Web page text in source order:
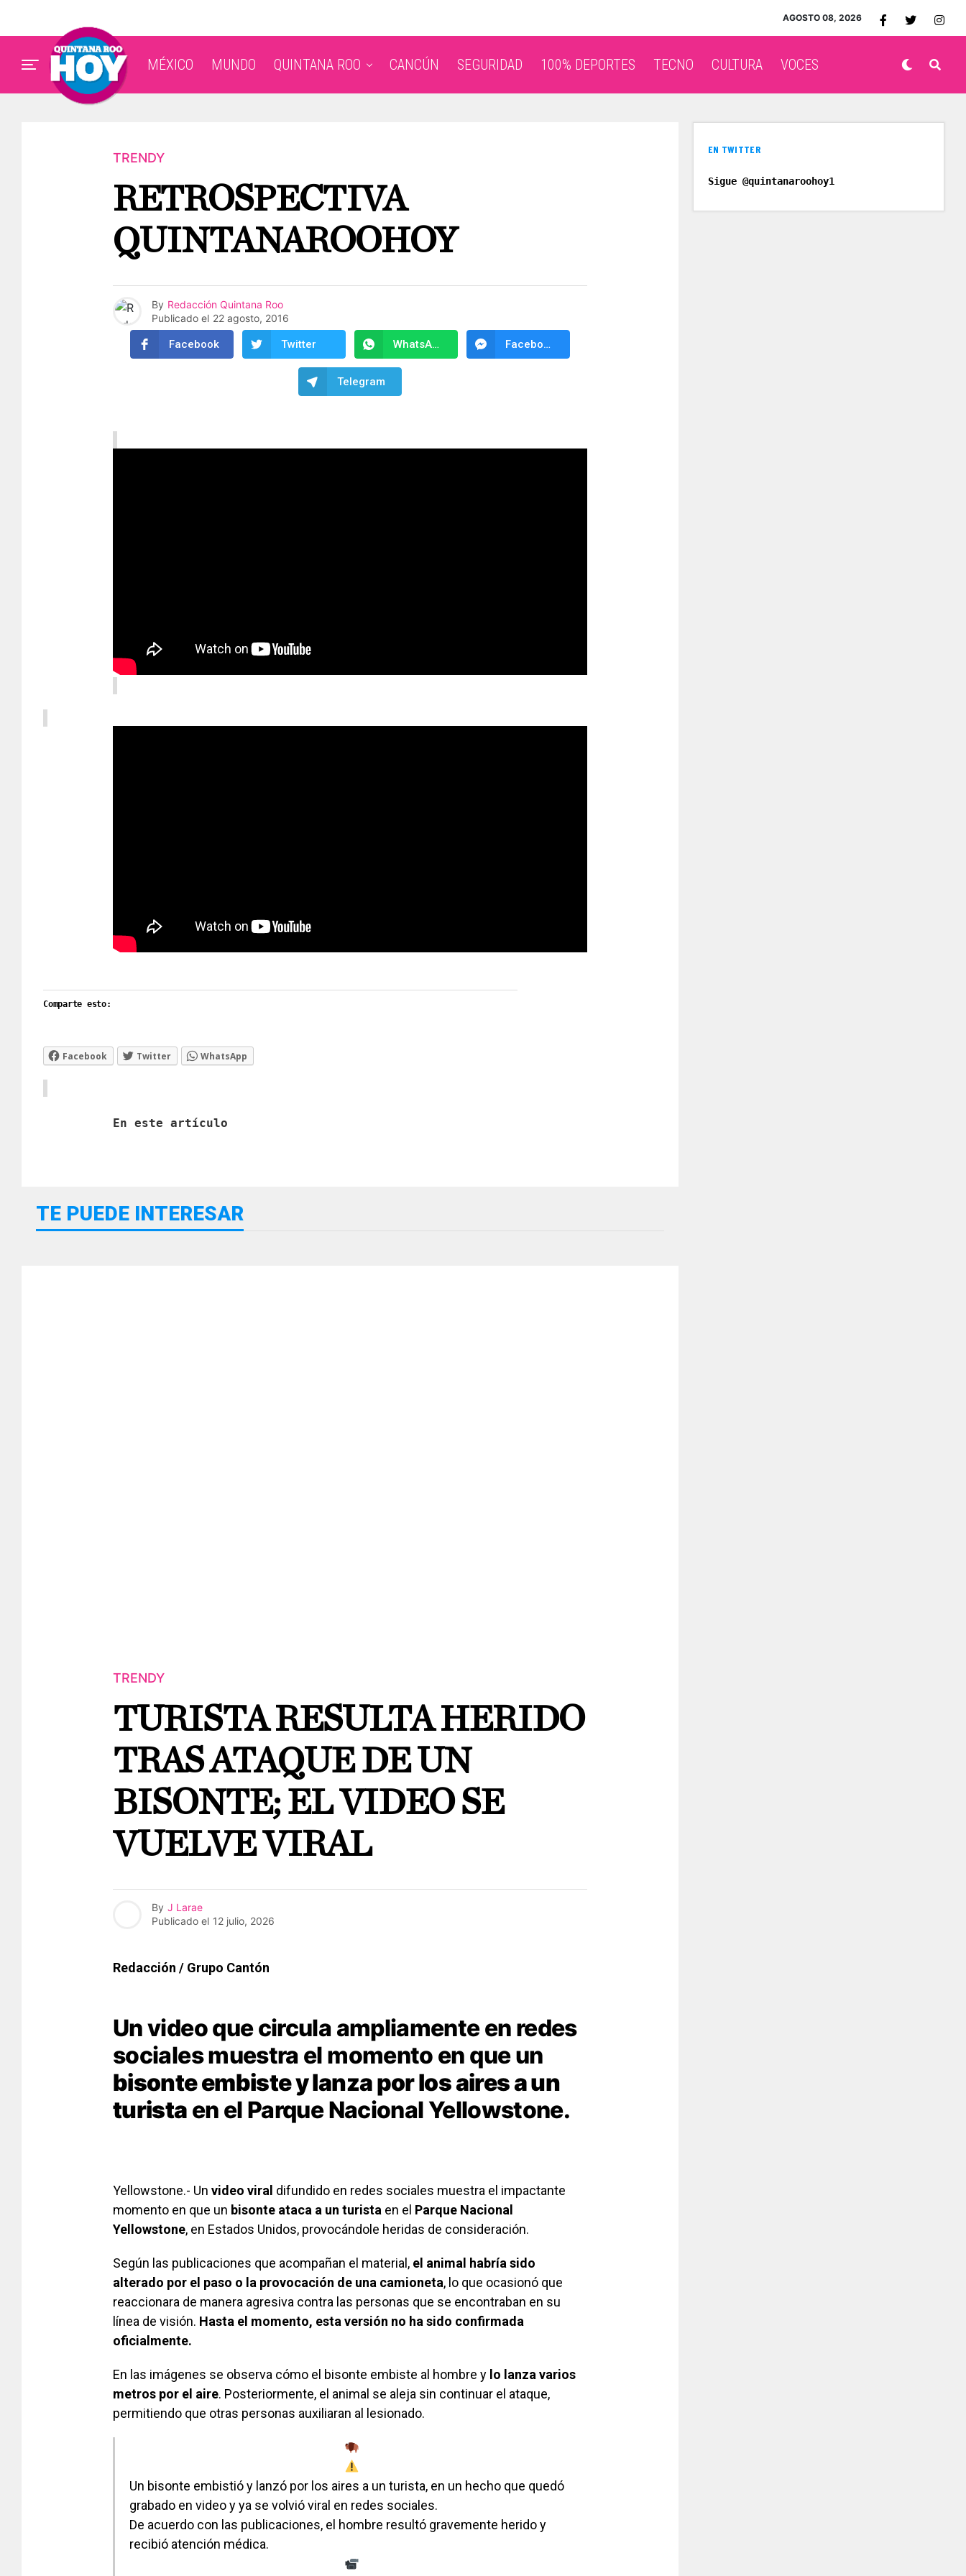
AGOSTO 08, 2026
MÉXICO MUNDO QUINTANA ROO CANCÚN SEGURIDAD 100% DEPORTES TECNO CULTURA VOCES
TRENDY
RETROSPECTIVA
QUINTANAROOHOY
By Redacción Quintana Roo
Publicado el 22 agosto, 2016
Facebook Twitter WhatsApp Facebook Messenger
Telegram
Comparte esto:
Facebook Twitter WhatsApp
En este artículo
TE PUEDE INTERESAR
TRENDY
TURISTA RESULTA HERIDO
TRAS ATAQUE DE UN
BISONTE; EL VIDEO SE
VUELVE VIRAL
By J Larae
Publicado el 12 julio, 2026
Redacción / Grupo Cantón
Un video que circula ampliamente en redes
sociales muestra el momento en que un
bisonte embiste y lanza por los aires a un
turista en el Parque Nacional Yellowstone.
Yellowstone.- Un video viral difundido en redes sociales muestra el impactante
momento en que un bisonte ataca a un turista en el Parque Nacional
Yellowstone, en Estados Unidos, provocándole heridas de consideración.
Según las publicaciones que acompañan el material, el animal habría sido
alterado por el paso o la provocación de una camioneta, lo que ocasionó que
reaccionara de manera agresiva contra las personas que se encontraban en su
línea de visión. Hasta el momento, esta versión no ha sido confirmada
oficialmente.
En las imágenes se observa cómo el bisonte embiste al hombre y lo lanza varios
metros por el aire. Posteriormente, el animal se aleja sin continuar el ataque,
permitiendo que otras personas auxiliaran al lesionado.
Un bisonte embistió y lanzó por los aires a un turista, en un hecho que quedó
grabado en video y ya se volvió viral en redes sociales.
De acuerdo con las publicaciones, el hombre resultó gravemente herido y
recibió atención médica.
EN TWITTER
Sigue @quintanaroohoy1